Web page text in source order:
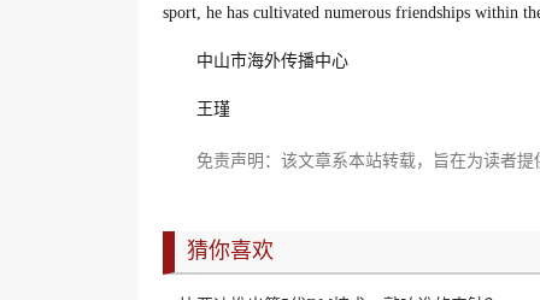
sport, he has cultivated numerous friendships within
中山市海外传播中心
王瑾
免责声明：该文章系本站转载，旨在为读者
猜你喜欢